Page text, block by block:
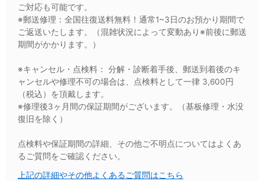
ご対応も可能です。
※郵送修理：全国往復送料無料！通常1~3日のお預かり期間で
ご返送いたします。（混雑状況によって変動あり※前後に郵送
期間がかかります。）
※キャンセル・点検料： 分解・診断着手後、郵送到着後のキ
ャンセルや修理不可の場合は、点検料として一律 3,600円
（税込）を頂戴します。
※修理後3ヶ月間の保証期間がございます。（基板修理・水没
復旧を除く）
点検料や保証期間の詳細、その他ご不明点についてはよくあ
るご質問をご確認ください。
上記の詳細やその他よくあるご質問はこちら